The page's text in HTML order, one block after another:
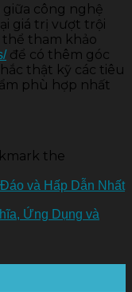
giữa công nghệ
giá trị vượt trội
tham khảo
để có thêm góc
thật kỹ các tiêu
phù hợp nhất
the
và Hấp Dẫn Nhất
Ứng Dụng và